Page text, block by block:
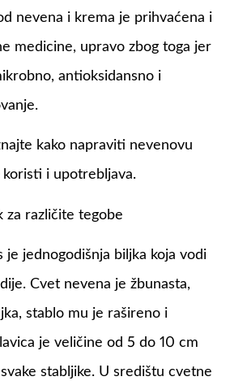
nevena i krema je prihvaćena i
medicine, upravo zbog toga jer
antioksidansno i
kako napraviti nevenovu
koristi i upotrebljava.
za različite tegobe
je jednogodišnja biljka koja vodi
Cvet nevena je žbunasta,
stablo mu je rašireno i
je veličine od 5 do 10 cm
stabljike. U središtu cvetne